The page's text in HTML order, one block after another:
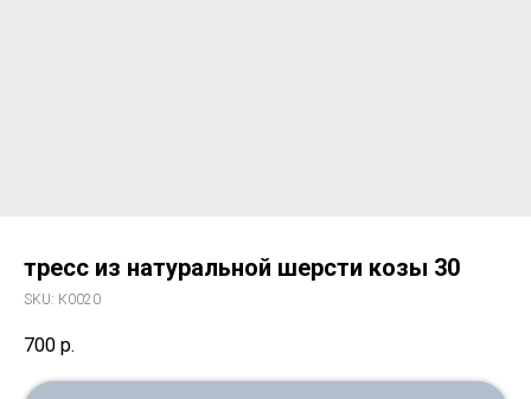
тресс из натуральной шерсти козы 30
SKU: К0020
700 р.